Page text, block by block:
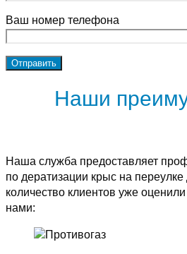
Ваш номер телефона
Наши
Наша служба предоставляет
по дератизации крыс на
количество клиентов уже
нами: